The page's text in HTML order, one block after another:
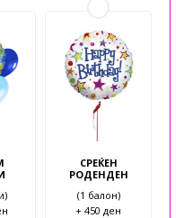
СРЕЌЕН
РОДЕНДЕН
(1 балон)
+ 450 ден